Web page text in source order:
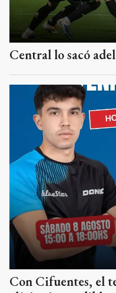
Central lo sacó
Con Cifuentes, el